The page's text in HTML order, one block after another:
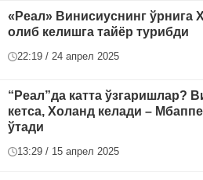
«Реал» Винисиуснинг ўрнига
олиб келишга тайёр турибди
22:19 / 24 апрел 2025
“Реал”да катта ўзгаришлар?
кетса, Холанд келади –
ўтади
13:29 / 15 апрел 2025